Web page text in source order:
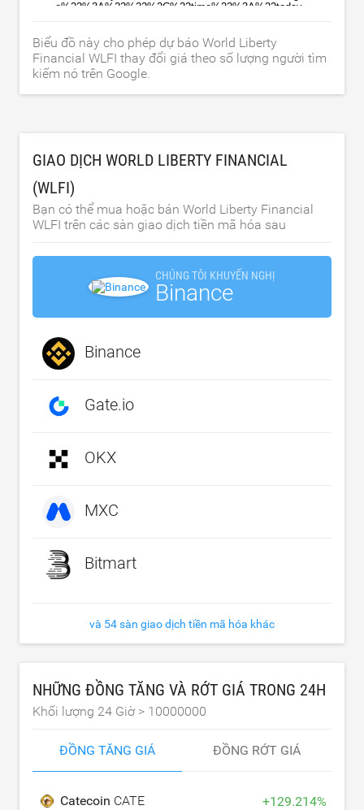
Biểu đồ này cho phép dự báo World Liberty
Financial WLFI thay đổi giá theo số lượng người tìm
kiếm nó trên Google.
GIAO DỊCH WORLD LIBERTY FINANCIAL
(WLFI)
Bạn có thể mua hoặc bán World Liberty Financial
WLFI trên các sàn giao dịch tiền mã hóa sau
CHÚNG TÔI KHUYẾN NGHỊ
Binance
Binance
Gate.io
OKX
MXC
Bitmart
và 54 sàn giao dịch tiền mã hóa khác
NHỮNG ĐỒNG TĂNG VÀ RỚT GIÁ TRONG 24H
Khối lượng 24 Giờ > 10000000
ĐỒNG TĂNG GIÁ ĐỒNG RỚT GIÁ
Catecoin CATE +129.214%